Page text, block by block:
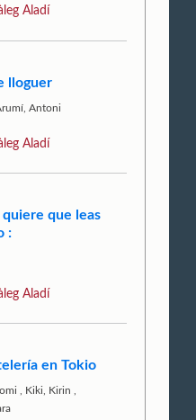
Aladí
lloguer
Antoni
Aladí
que leas
:
Aladí
en Tokio
Kiki, Kirin